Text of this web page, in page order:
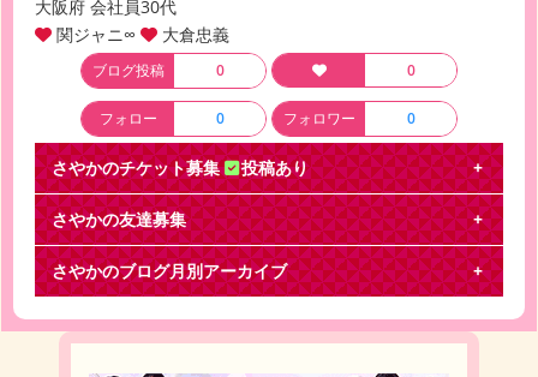
大阪府 会社員30代
関ジャニ∞
大倉忠義
ブログ投稿 0 0
フォロー 0 フォロワー 0
さやかのチケット募集 投稿あり
関ジャニ∞GR8EST 東京公演交換
関ジャニ∞GR8EST 東京公演交換お願いします。
【譲】9/7 20ゲート 4連中2連 【求】9/
さやかの友達募集
さやかのブログ月別アーカイブ